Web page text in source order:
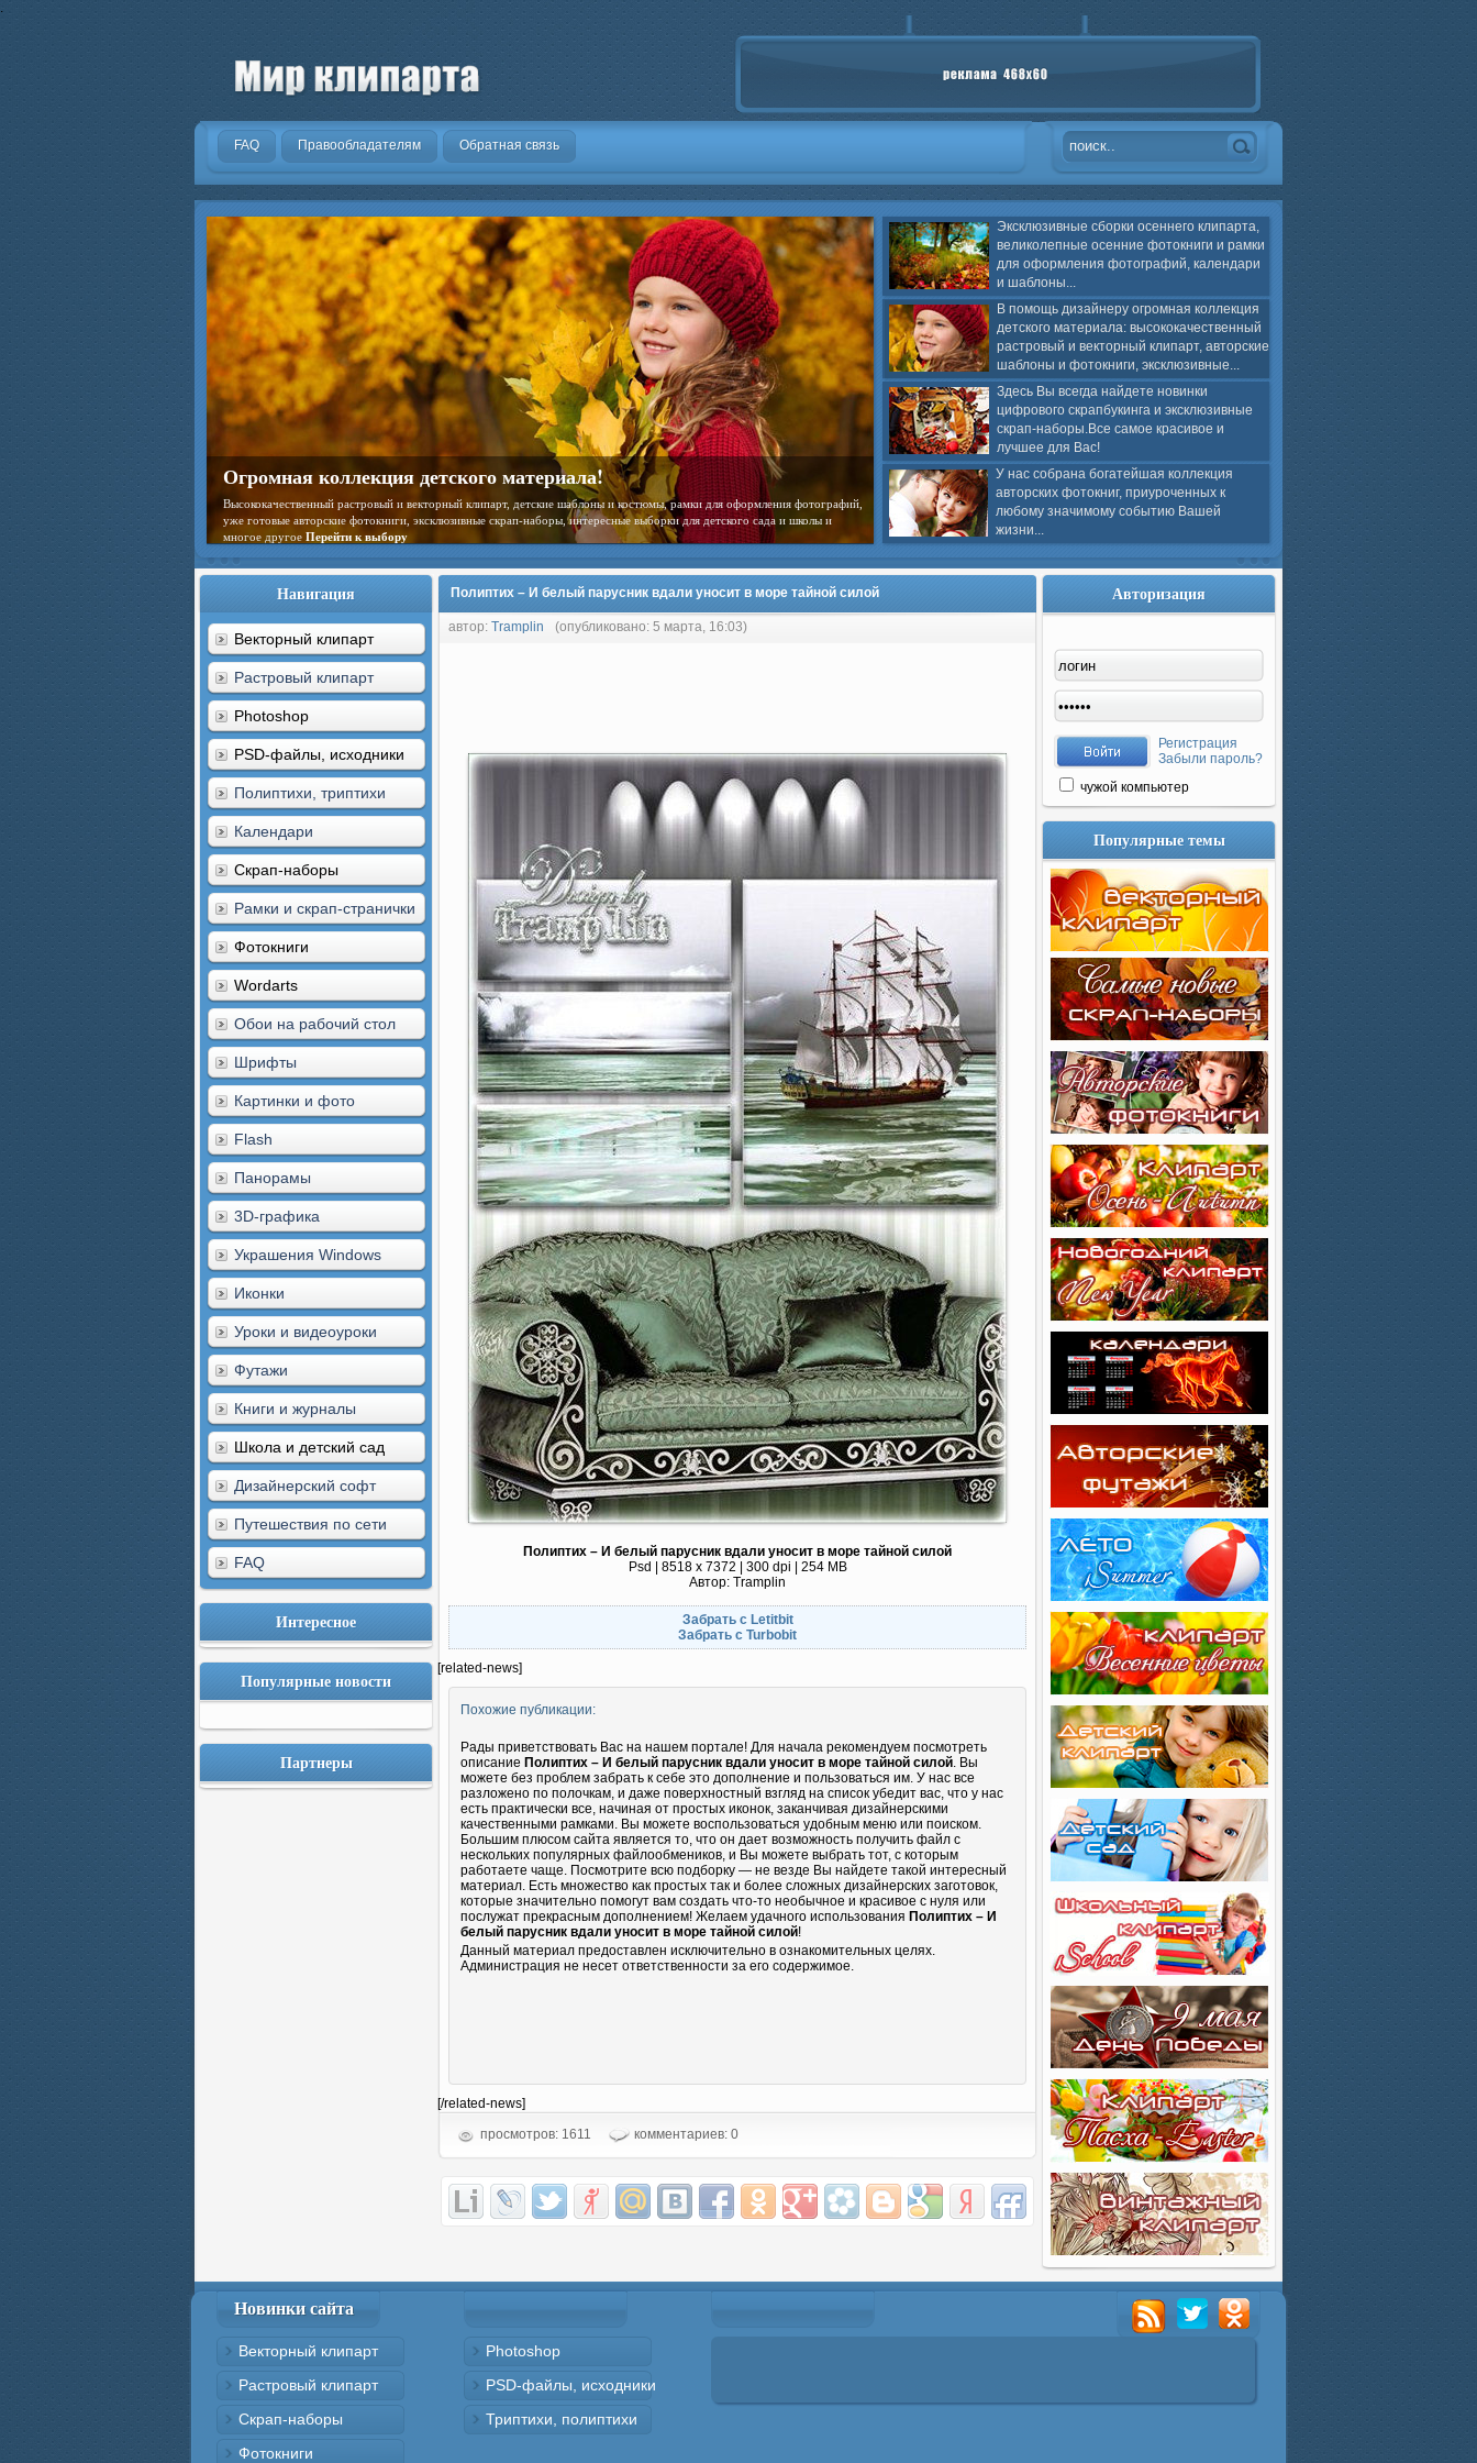
.
FAQ Правообладателям Обратная связь
Эксклюзивные сборки осеннего клипарта,
великолепные осенние фотокниги и рамки
для оформления фотографий, календари
и шаблоны...
В помощь дизайнеру огромная коллекция
детского материала: высококачественный
растровый и векторный клипарт, авторские
шаблоны и фотокниги, эксклюзивные...
Здесь Вы всегда найдете новинки
цифрового скрапбукинга и эксклюзивные
скрап-наборы.Все самое красивое и
лучшее для Вас!
У нас собрана богатейшая коллекция
авторских фотокниг, приуроченных к
любому значимому событию Вашей
жизни...
Огромная коллекция детского материала!
Высококачественный растровый и векторный клипарт, детские шаблоны и костюмы, рамки для оформления фотографий,
уже готовые авторские фотокниги, эксклюзивные скрап-наборы, интересные выборки для детского сада и школы и
многое другое Перейти к выбору
Навигация
Векторный клипарт
Растровый клипарт
Photoshop
PSD-файлы, исходники
Полиптихи, триптихи
Календари
Скрап-наборы
Рамки и скрап-странички
Фотокниги
Wordarts
Обои на рабочий стол
Шрифты
Картинки и фото
Flash
Панорамы
3D-графика
Украшения Windows
Иконки
Уроки и видеоуроки
Футажи
Книги и журналы
Школа и детский сад
Дизайнерский софт
Путешествия по сети
FAQ
Интересное
Популярные новости
Партнеры
Полиптих – И белый парусник вдали уносит в море тайной силой
автор: Tramplin (опубликовано: 5 марта, 16:03)
Полиптих – И белый парусник вдали уносит в море тайной силой
Psd | 8518 x 7372 | 300 dpi | 254 MB
Автор: Tramplin
Забрать с Letitbit
Забрать с Turbobit
[related-news]
Похожие публикации:
Рады приветствовать Вас на нашем портале! Для начала рекомендуем посмотреть
описание Полиптих – И белый парусник вдали уносит в море тайной силой. Вы
можете без проблем забрать к себе это дополнение и пользоваться им. У нас все
разложено по полочкам, и даже поверхностный взгляд на список убедит вас, что у нас
есть практически все, начиная от простых иконок, заканчивая дизайнерскими
качественными рамками. Вы можете воспользоваться удобным меню или поиском.
Большим плюсом сайта является то, что он дает возможность получить файл с
нескольких популярных файлообмеников, и Вы можете выбрать тот, с которым
работаете чаще. Посмотрите всю подборку — не везде Вы найдете такой интересный
материал. Есть множество как простых так и более сложных дизайнерских заготовок,
которые значительно помогут вам создать что-то необычное и красивое с нуля или
послужат прекрасным дополнением! Желаем удачного использования Полиптих – И
белый парусник вдали уносит в море тайной силой!
Данный материал предоставлен исключительно в ознакомительных целях.
Администрация не несет ответственности за его содержимое.
[/related-news]
просмотров: 1611
комментариев: 0
Авторизация
Регистрация
Забыли пароль?
чужой компьютер
Популярные темы
Новинки сайта
Векторный клипарт
Растровый клипарт
Скрап-наборы
Фотокниги
Photoshop
PSD-файлы, исходники
Триптихи, полиптихи